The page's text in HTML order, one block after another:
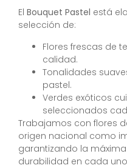
El Bouquet Pastel está
selección de:
Flores frescas de
calidad.
Tonalidades
pastel.
Verdes exóticos
seleccionados
Trabajamos con flores
origen nacional como
garantizando la
durabilidad en cada